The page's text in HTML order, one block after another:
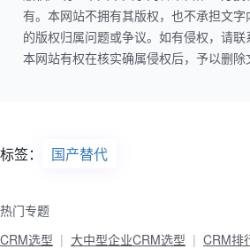
有。本网站不拥有其版权，也不承担文
的版权归属问题或争议。如有侵权，请联
本网站有权在核实确属侵权后，予以删除
标签： 国产替代
热门专题
CRM选型
大中型企业CRM选型 CRM排